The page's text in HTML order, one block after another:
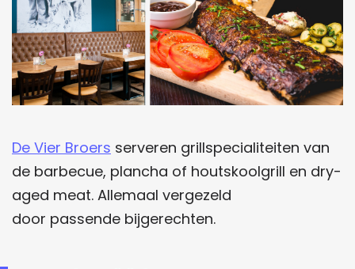
De Vier Broers serveren grillspecialiteiten van
de barbecue, plancha of houtskoolgrill en dry-
aged meat. Allemaal vergezeld
door passende bijgerechten.